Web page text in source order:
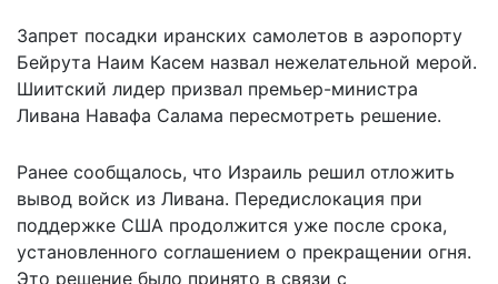
Запрет посадки иранских самолетов в аэропорту
Бейрута Наим Касем назвал нежелательной мерой.
Шиитский лидер призвал премьер-министра
Ливана Навафа Салама пересмотреть решение.
Ранее сообщалось, что Израиль решил отложить
вывод войск из Ливана. Передислокация при
поддержке США продолжится уже после срока,
установленного соглашением о прекращении огня.
Это решение было принято в связи с